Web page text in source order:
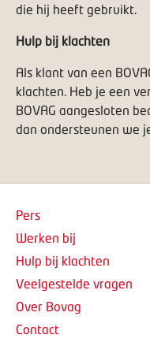
die hij heeft gebruikt.
Hulp bij klachten
Als klant van een
klachten. Heb je een
BOVAG aangesloten
dan ondersteunen we
Pers
Werken bij
Hulp bij klachten
Veelgestelde vragen
Over Bovag
Contact